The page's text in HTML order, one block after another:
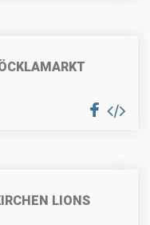
LIONS